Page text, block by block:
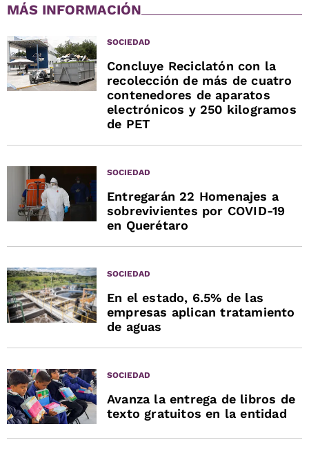
MÁS INFORMACIÓN
SOCIEDAD
Concluye Reciclatón con la
recolección de más de cuatro
contenedores de aparatos
electrónicos y 250 kilogramos
de PET
SOCIEDAD
Entregarán 22 Homenajes a
sobrevivientes por COVID-19
en Querétaro
SOCIEDAD
En el estado, 6.5% de las
empresas aplican tratamiento
de aguas
SOCIEDAD
Avanza la entrega de libros de
texto gratuitos en la entidad